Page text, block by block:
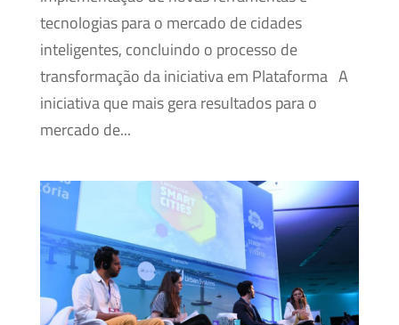
tecnologias para o mercado de cidades
inteligentes, concluindo o processo de
transformação da iniciativa em Plataforma A
iniciativa que mais gera resultados para o
mercado de...